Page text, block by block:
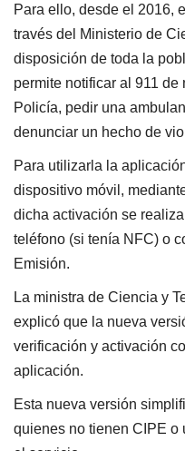
Para ello, desde el 2016,
través del Ministerio de
disposición de toda la
permite notificar al 911
Policía, pedir una
denunciar un hecho de
Para utilizarla la
dispositivo móvil,
dicha activación se
teléfono (si tenía NFC) o
Emisión.
La ministra de Ciencia y
explicó que la nueva
verificación y activación
aplicación.
Esta nueva versión
quienes no tienen CIPE